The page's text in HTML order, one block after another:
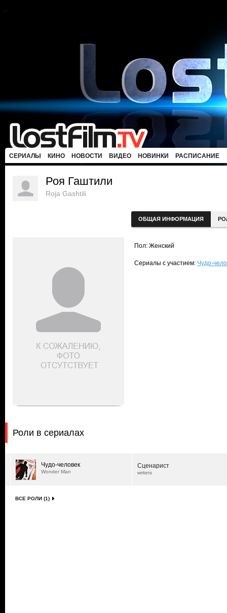
СЕРИАЛЫ КИНО НОВОСТИ ВИДЕО НОВИНКИ РАСПИСАНИЕ
Роя Гаштили
Roja Gashtili
ОБЩАЯ ИНФОРМАЦИЯ
Пол: Женский
Сериалы с участием: Чудо-
Роли в сериалах
Чудо-человек
Wonder Man
Сценарист
writers
ВСЕ РОЛИ (1)